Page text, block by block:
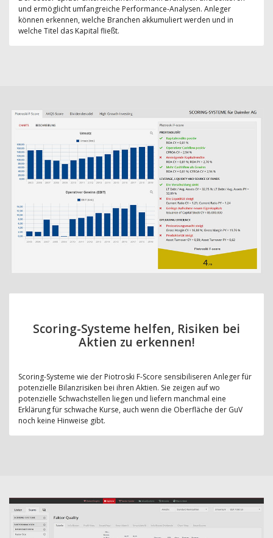
und ermöglicht umfangreiche Performance-Analysen. Anleger
können erkennen, welche Branchen akkumuliert werden und in
welche Titel das Kapital fließt.
Scoring-Systeme helfen, Risiken bei
Aktien zu erkennen!
Scoring-Systeme wie der Piotroski F-Score sensibiliseren Anleger für
potenzielle Bilanzrisiken bei ihren Aktien. Sie zeigen auf wo
potenzielle Schwachstellen liegen und liefern manchmal eine
Erklärung für schwache Kurse, auch wenn die Oberfläche der GuV
noch keine Hinweise gibt.